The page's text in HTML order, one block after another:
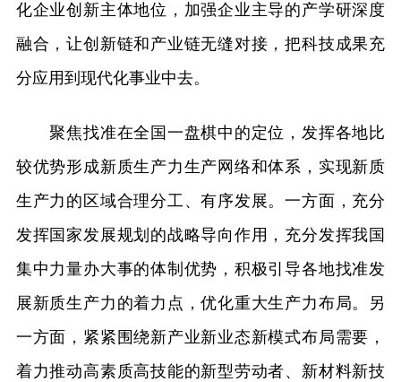
化企业创新主体地位，加强企业主导的产学研深度
融合，让创新链和产业链无缝对接，把科技成果充
分应用到现代化事业中去。
聚焦找准在全国一盘棋中的定位，发挥各地比
较优势形成新质生产力生产网络和体系，实现新质
生产力的区域合理分工、有序发展。一方面，充分
发挥国家发展规划的战略导向作用，充分发挥我国
集中力量办大事的体制优势，积极引导各地找准发
展新质生产力的着力点，优化重大生产力布局。另
一方面，紧紧围绕新产业新业态新模式布局需要，
着力推动高素质高技能的新型劳动者、新材料新技